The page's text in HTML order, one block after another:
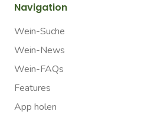
Navigation
Wein-Suche
Wein-News
Wein-FAQs
Features
App holen